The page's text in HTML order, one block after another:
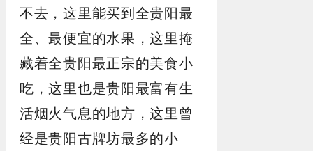
不去，这里能买到全贵阳最
全、最便宜的水果，这里掩
藏着全贵阳最正宗的美食小
吃，这里也是贵阳最富有生
活烟火气息的地方，这里曾
经是贵阳古牌坊最多的小